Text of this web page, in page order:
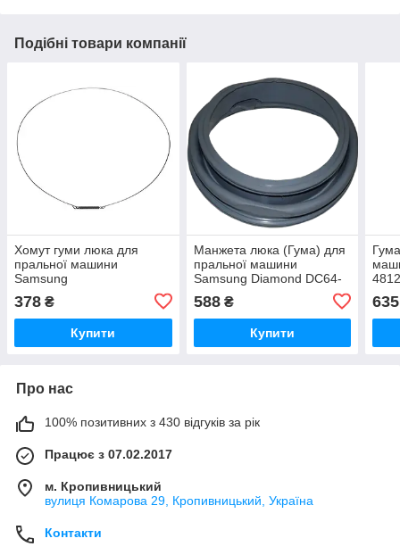
Подібні товари компанії
Хомут гуми люка для
пральної машини
Samsung
378 ₴
Купити
Манжета люка (Гума) для
пральної машини
Samsung Diamond DC64-
588₴
Купити
635
Про нас
100% позитивних з 430 відгуків за рік
Працює з 07.02.2017
м. Кропивницький
вулиця Комарова 29, Кропивницький, Україна
Контакти